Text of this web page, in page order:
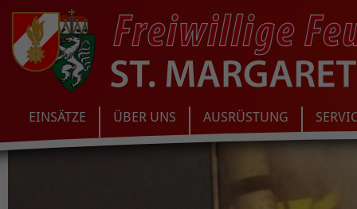
EINSÄTZE ÜBER UNS AUSRÜSTUNG